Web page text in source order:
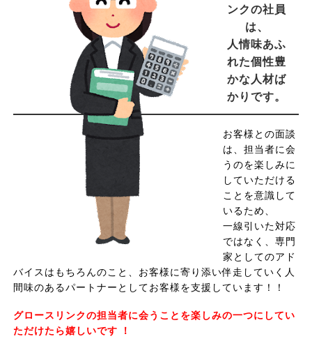
ンクの社員
は、
人情味あふ
れた個性豊
かな人材ば
かりです。
お客様との面談
は、担当者に会
うのを楽しみに
していただける
ことを意識して
いるため、
一線引いた対応
ではなく、専門
家としてのアド
バイスはもちろんのこと、お客様に寄り添い伴走していく人
間味のあるパートナーとしてお客様を支援しています！！
グロースリンクの担当者に会うことを楽しみの一つにしてい
ただけたら嬉しいです ！